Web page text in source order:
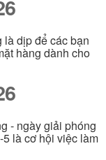
là dịp để các bạn
hàng dành cho
- ngày giải phóng
là cơ hội việc làm